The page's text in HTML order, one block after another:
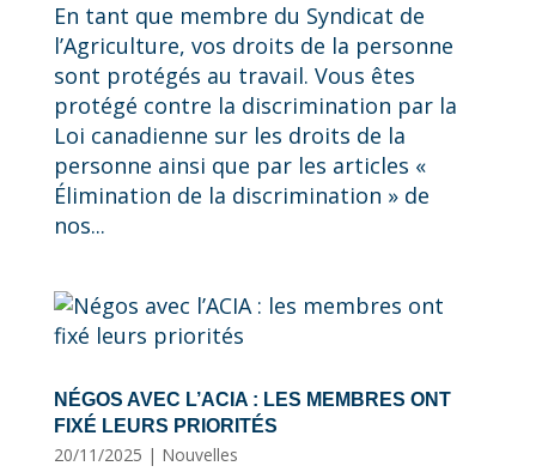
En tant que membre du Syndicat de
l’Agriculture, vos droits de la personne
sont protégés au travail. Vous êtes
protégé contre la discrimination par la
Loi canadienne sur les droits de la
personne ainsi que par les articles «
Élimination de la discrimination » de
nos...
NÉGOS AVEC L’ACIA : LES MEMBRES ONT
FIXÉ LEURS PRIORITÉS
20/11/2025 | Nouvelles